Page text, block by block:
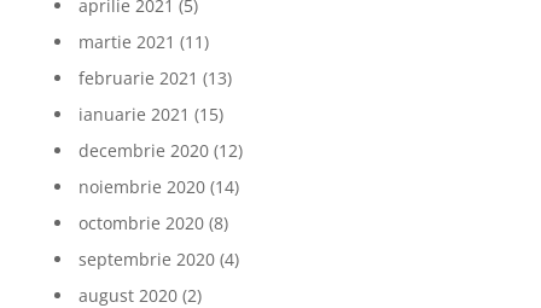
aprilie 2021 (5)
martie 2021 (11)
februarie 2021 (13)
ianuarie 2021 (15)
decembrie 2020(12)
noiembrie 2020(14)
octombrie 2020(8)
septembrie 2020(4)
august 2020(2)